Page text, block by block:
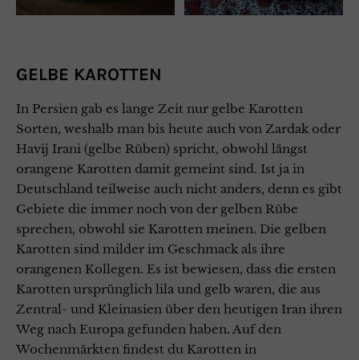
GELBE KAROTTEN
In Persien gab es lange Zeit nur gelbe Karotten
Sorten, weshalb man bis heute auch von Zardak oder
Havij Irani (gelbe Rüben) spricht, obwohl längst
orangene Karotten damit gemeint sind. Ist ja in
Deutschland teilweise auch nicht anders, denn es gibt
Gebiete die immer noch von der gelben Rübe
sprechen, obwohl sie Karotten meinen. Die gelben
Karotten sind milder im Geschmack als ihre
orangenen Kollegen. Es ist bewiesen, dass die ersten
Karotten ursprünglich lila und gelb waren, die aus
Zentral- und Kleinasien über den heutigen Iran ihren
Weg nach Europa gefunden haben. Auf den
Wochenmärkten findest du Karotten in